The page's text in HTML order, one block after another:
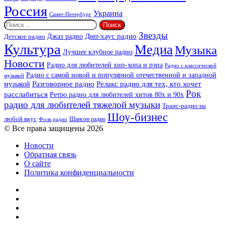
Россия Санкт-Петербург Украина
Найти:
Детское радио Джаз радио Дип-хаус радио Звезды
Культура Лучшее клубное радио МедиаМузыка
Новости Радио для любителей хип-хопа и рэпа Радио с классической
музыкой Радио с самой новой и популярной отечественной и западной
музыкой Разговорное радио Релакс радио для тех, кто хочет
расслабиться Ретро радио для любителей хитов 80х и 90х Рок
радио для любителей тяжелой музыки Транс-радио на
любой вкус Фолк радио Шансон радио Шоу-бизнес
© Все права защищены 2026
Новости
Обратная связь
О сайте
Политика конфиденциальности